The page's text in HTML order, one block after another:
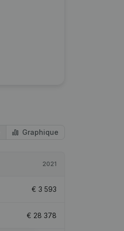
Graphique
2021
€ 3 593
€ 28 378